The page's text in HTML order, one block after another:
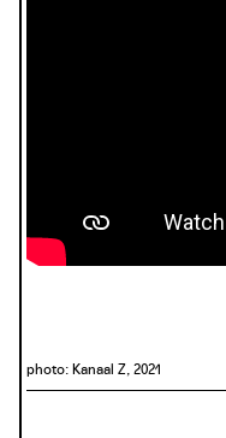
photo: Kanaal Z, 2021